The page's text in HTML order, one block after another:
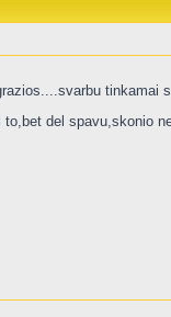
tinkamai
to,bet del spavu,skonio